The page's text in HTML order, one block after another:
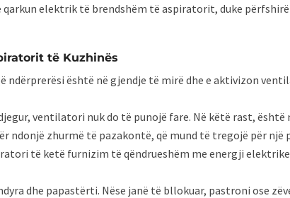
qarkun elektrik të brendshëm të aspiratorit, duke
të Kuzhinës
ndërprerësi është në gjendje të mirë dhe e aktivizon
ventilatori nuk do të punojë fare. Në këtë rast,
zhurmë të pazakontë, që mund të tregojë për një
të ketë furnizim të qëndrueshëm me energji
dhe papastërti. Nëse janë të bllokuar, pastroni ose